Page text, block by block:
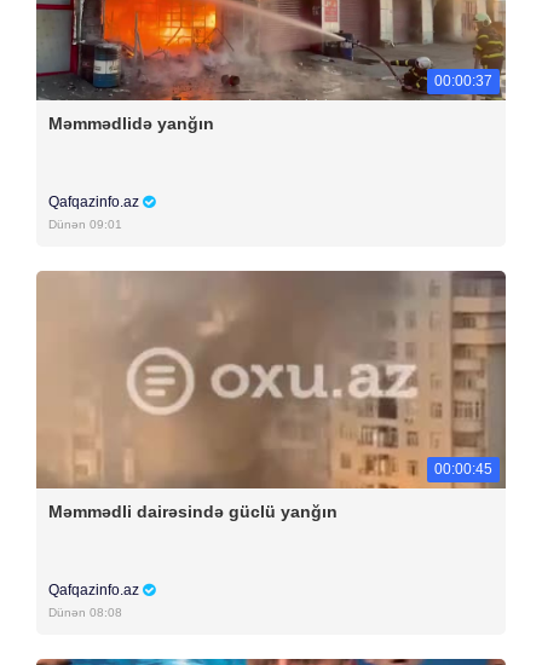
00:00:37
Məmmədlidə yanğın
Qafqazinfo.az
Dünən 09:01
00:00:45
Məmmədli dairəsində güclü yanğın
Qafqazinfo.az
Dünən 08:08